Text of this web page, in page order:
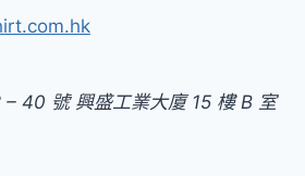
40 號 興盛工業大廈 15 樓 B 室